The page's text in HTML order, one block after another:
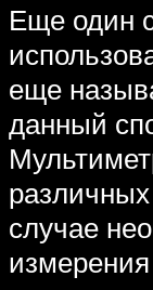
Еще один
еще
данный
случае